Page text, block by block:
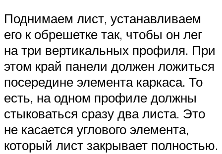
Поднимаем лист, устанавливаем
его к обрешетке так, чтобы он лег
на три вертикальных профиля. При
этом край панели должен ложиться
посередине элемента каркаса. То
есть, на одном профиле должны
стыковаться сразу два листа. Это
не касается углового элемента,
который лист закрывает полностью.